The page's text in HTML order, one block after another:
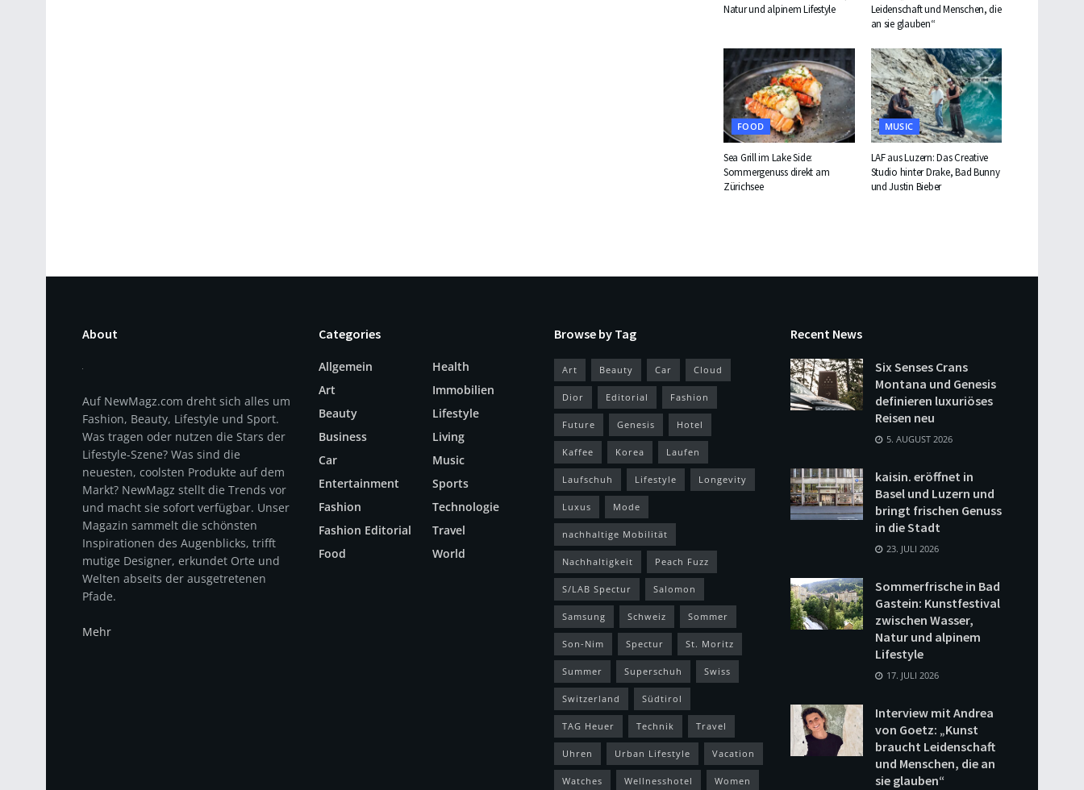
Natur und alpinem Lifestyle
Leidenschaft und Menschen, die
an sie glauben“
FOOD
Sea Grill im Lake Side:
Sommergenuss direkt am
Zürichsee
MUSIC
LAF aus Luzern: Das Creative
Studio hinter Drake, Bad Bunny
und Justin Bieber
About
Auf NewMagz.com dreht sich alles um
Fashion, Beauty, Lifestyle und Sport.
Was tragen oder nutzen die Stars der
Lifestyle-Szene? Was sind die
neuesten, coolsten Produkte auf dem
Markt? NewMagz stellt die Trends vor
und macht sie sofort verfügbar. Unser
Magazin sammelt die schönsten
Inspirationen des Augenblicks, trifft
mutige Designer, erkundet Orte und
Welten abseits der ausgetretenen
Pfade.
Mehr
Categories
Allgemein
Art
Beauty
Business
Car
Entertainment
Fashion
Fashion Editorial
Food
Health
Immobilien
Lifestyle
Living
Music
Sports
Technologie
Travel
World
Browse by Tag
Art Beauty Car Cloud
Dior Editorial Fashion
Future Genesis Hotel
Kaffee Korea Laufen
Laufschuh Lifestyle Longevity
Luxus Mode
nachhaltige Mobilität
Nachhaltigkeit Peach Fuzz
S/LAB Spectur Salomon
Samsung Schweiz Sommer
Son-Nim Spectur St. Moritz
Summer Superschuh Swiss
Switzerland Südtirol
TAG Heuer Technik Travel
Uhren Urban Lifestyle Vacation
Watches Wellnesshotel Women
Recent News
Six Senses Crans
Montana und Genesis
definieren luxuriöses
Reisen neu
5. AUGUST 2026
kaisin. eröffnet in
Basel und Luzern und
bringt frischen Genuss
in die Stadt
23. JULI 2026
Sommerfrische in Bad
Gastein: Kunstfestival
zwischen Wasser,
Natur und alpinem
Lifestyle
17. JULI 2026
Interview mit Andrea
von Goetz: „Kunst
braucht Leidenschaft
und Menschen, die an
sie glauben“